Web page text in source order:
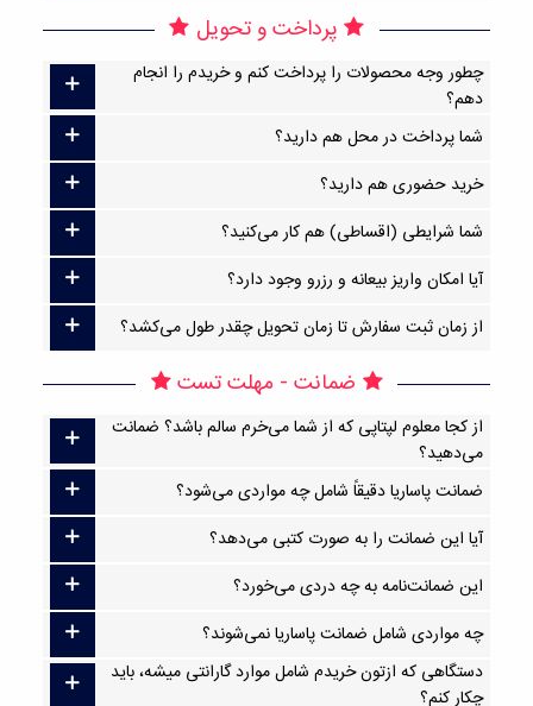
پرداخت و تحویل
چطور وجه محصولات را پرداخت کنم و خریدم را انجام
دهم؟
شما پرداخت در محل هم دارید؟
خرید حضوری هم دارید؟
شما شرایطی (اقساطی) هم کار می‌کنید؟
آیا امکان واریز بیعانه و رزرو وجود دارد؟
از زمان ثبت سفارش تا زمان تحویل چقدر طول می‌کشد؟
ضمانت - مهلت تست
از کجا معلوم لپتاپی که از شما می‌خرم سالم باشد؟ ضمانت
می‌دهید؟
ضمانت پاساریا دقیقاً شامل چه مواردی می‌شود؟
آیا این ضمانت را به صورت کتبی می‌دهد؟
این ضمانت‌نامه به چه دردی می‌خورد؟
چه مواردی شامل ضمانت پاساریا نمی‌شوند؟
دستگاهی که ازتون خریدم شامل موارد گارانتی میشه، باید
چکار کنم؟